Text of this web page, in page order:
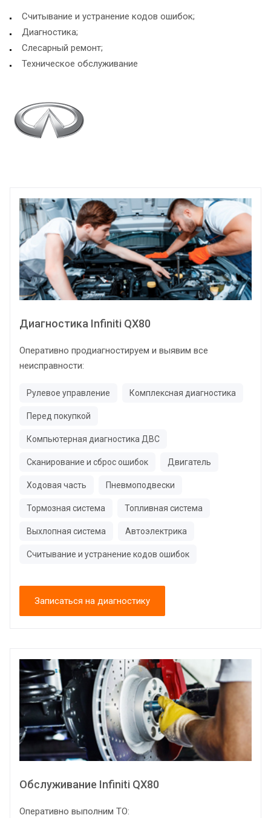
Считывание и устранение кодов ошибок;
Диагностика;
Слесарный ремонт;
Техническое обслуживание
Диагностика Infiniti QX80
Оперативно продиагностируем и выявим все
неисправности:
Рулевое управление Комплексная диагностика
Перед покупкой
Компьютерная диагностика ДВС
Сканирование и сброс ошибок Двигатель
Ходовая часть Пневмоподвески
Тормозная система Топливная система
Выхлопная система Автоэлектрика
Считывание и устранение кодов ошибок
Записаться на диагностику
Обслуживание Infiniti QX80
Оперативно выполним ТО: